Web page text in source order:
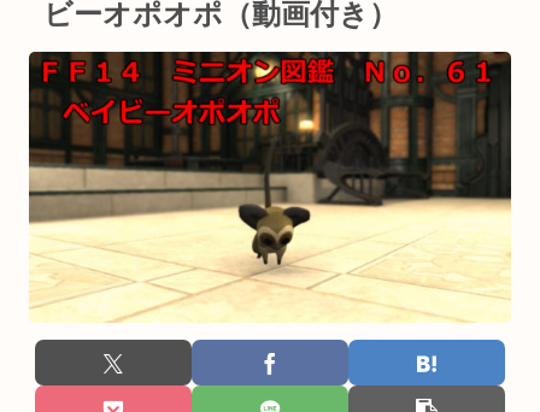
ビーオポオポ（動画付き）